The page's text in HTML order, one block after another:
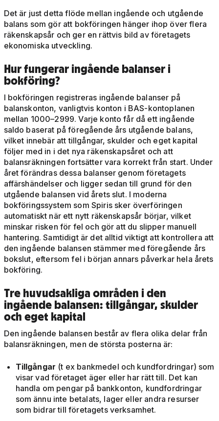
Det är just detta flöde mellan ingående och utgående
balans som gör att bokföringen hänger ihop över flera
räkenskapsår och ger en rättvis bild av företagets
ekonomiska utveckling.
Hur fungerar ingående balanser i
bokföring?
I bokföringen registreras ingående balanser på
balanskonton, vanligtvis konton i BAS-kontoplanen
mellan 1000–2999. Varje konto får då ett ingående
saldo baserat på föregående års utgående balans,
vilket innebär att tillgångar, skulder och eget kapital
följer med in i det nya räkenskapsåret och att
balansräkningen fortsätter vara korrekt från start. Under
året förändras dessa balanser genom företagets
affärshändelser och ligger sedan till grund för den
utgående balansen vid årets slut. I moderna
bokföringssystem som Spiris sker överföringen
automatiskt när ett nytt räkenskapsår börjar, vilket
minskar risken för fel och gör att du slipper manuell
hantering. Samtidigt är det alltid viktigt att kontrollera att
den ingående balansen stämmer med föregående års
bokslut, eftersom fel i början annars påverkar hela årets
bokföring.
Tre huvudsakliga områden i den
ingående balansen: tillgångar, skulder
och eget kapital
Den ingående balansen består av flera olika delar från
balansräkningen, men de största posterna är:
Tillgångar (t ex bankmedel och kundfordringar) som
visar vad företaget äger eller har rätt till. Det kan
handla om pengar på bankkonton, kundfordringar
som ännu inte betalats, lager eller andra resurser
som bidrar till företagets verksamhet.